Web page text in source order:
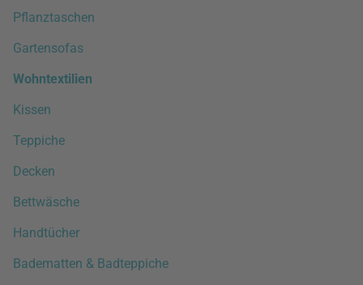
Pflanztaschen
Gartensofas
Wohntextilien
Kissen
Teppiche
Decken
Bettwäsche
Handtücher
Badematten & Badteppiche